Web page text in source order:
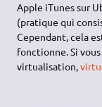
Apple iTunes sur
(pratique qui
Cependant, cela
fonctionne. Si
virtualisation,